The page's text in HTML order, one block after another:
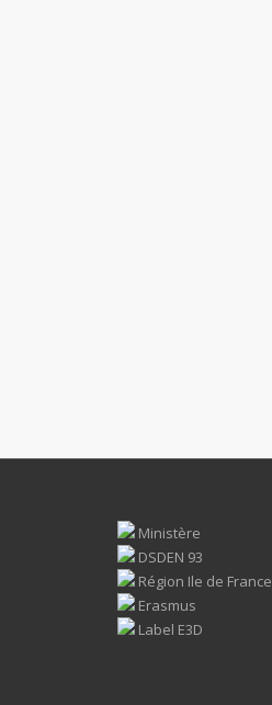
Ministère
DSDEN 93
Région Ile de France
Erasmus
Label E3D